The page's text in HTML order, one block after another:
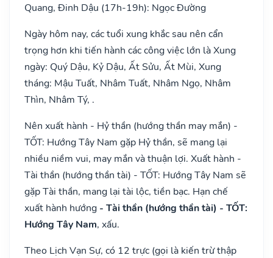
Quang, Đinh Dậu (17h-19h): Ngọc Đường
Ngày hôm nay, các tuổi xung khắc sau nên cẩn
trọng hơn khi tiến hành các công việc lớn là Xung
ngày: Quý Dậu, Kỷ Dậu, Ất Sửu, Ất Mùi, Xung
tháng: Mậu Tuất, Nhâm Tuất, Nhâm Ngọ, Nhâm
Thìn, Nhâm Tý, .
Nên xuất hành - Hỷ thần (hướng thần may mắn) -
TỐT: Hướng Tây Nam gặp Hỷ thần, sẽ mang lại
nhiều niềm vui, may mắn và thuận lợi. Xuất hành -
Tài thần (hướng thần tài) - TỐT: Hướng Tây Nam sẽ
gặp Tài thần, mang lại tài lộc, tiền bạc. Hạn chế
xuất hành hướng - Tài thần (hướng thần tài) - TỐT:
Hướng Tây Nam, xấu.
Theo Lịch Vạn Sự, có 12 trực (gọi là kiến trừ thập